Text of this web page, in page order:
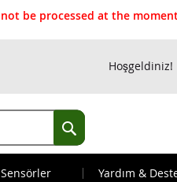
be processed at the
Hoşgeldiniz!
Search
Sensörler Yardım &